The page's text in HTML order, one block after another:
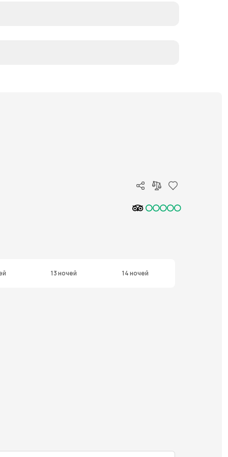
13 ночей 14 ночей